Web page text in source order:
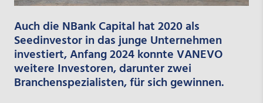
Auch die NBank Capital hat 2020 als
Seedinvestor in das junge Unternehmen
investiert, Anfang 2024 konnte VANEVO
weitere Investoren, darunter zwei
Branchenspezialisten, für sich gewinnen.